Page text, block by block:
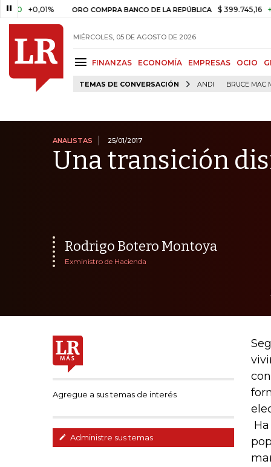
ORO COMPRA BANCO DE LA REPÚBLICA $ 399.745,16 +$
MIÉRCOLES, 05 DE AGOSTO DE 2026
FINANZAS ECONOMÍA EMPRESAS OCIO
TEMAS DE CONVERSACIÓN ANDI BRUCE MAC
ANALISTAS 25/01/2017
Una transición
Rodrigo Botero Montoya
Exministro de Hacienda
Agregue a sus temas de interés
Administre sus temas